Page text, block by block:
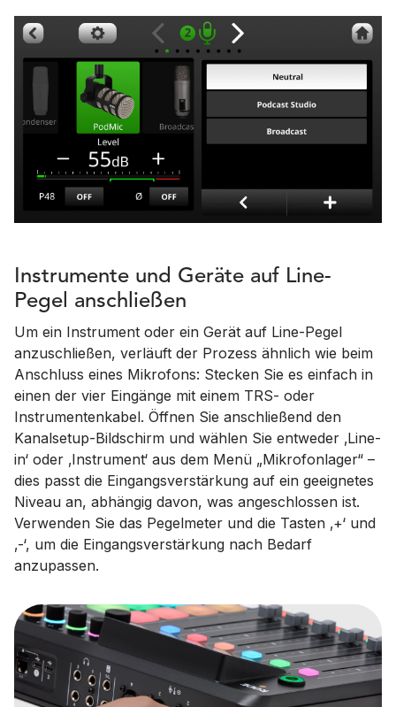
Instrumente und Geräte auf Line-
Pegel anschließen
Um ein Instrument oder ein Gerät auf Line-Pegel
anzuschließen, verläuft der Prozess ähnlich wie beim
Anschluss eines Mikrofons: Stecken Sie es einfach in
einen der vier Eingänge mit einem TRS- oder
Instrumentenkabel. Öffnen Sie anschließend den
Kanalsetup-Bildschirm und wählen Sie entweder ‚Line-
in‘ oder ‚Instrument‘ aus dem Menü „Mikrofonlager“ –
dies passt die Eingangsverstärkung auf ein geeignetes
Niveau an, abhängig davon, was angeschlossen ist.
Verwenden Sie das Pegelmeter und die Tasten ‚+‘ und
‚-‘, um die Eingangsverstärkung nach Bedarf
anzupassen.